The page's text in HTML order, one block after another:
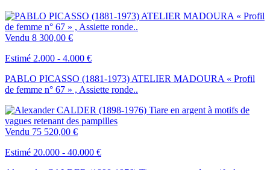
Vendu 8 300,00 €
Estimé 2.000 - 4.000 €
PABLO PICASSO (1881-1973) ATELIER MADOURA « Profil
de femme n° 67 » , Assiette ronde..
Vendu 75 520,00 €
Estimé 20.000 - 40.000 €